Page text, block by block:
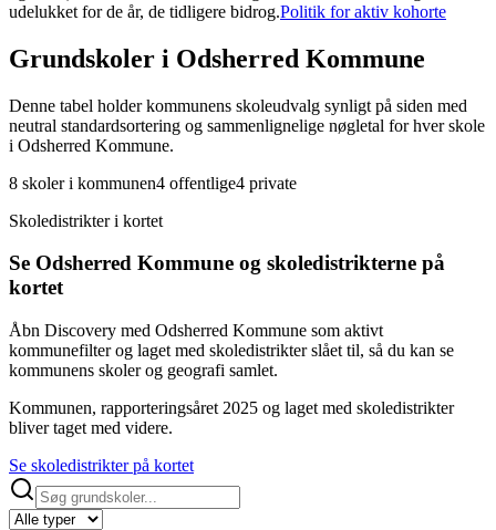
udelukket for de år, de tidligere bidrog.Politik for aktiv kohorte
Grundskoler i Odsherred Kommune
Denne tabel holder kommunens skoleudvalg synligt på siden med
neutral standardsortering og sammenlignelige nøgletal for hver skole
i Odsherred Kommune.
8 skoler i kommunen4 offentlige4 private
Skoledistrikter i kortet
Se Odsherred Kommune og skoledistrikterne på
kortet
Åbn Discovery med Odsherred Kommune som aktivt
kommunefilter og laget med skoledistrikter slået til, så du kan se
kommunens skoler og geografi samlet.
Kommunen, rapporteringsåret 2025 og laget med skoledistrikter
bliver taget med videre.
Se skoledistrikter på kortet